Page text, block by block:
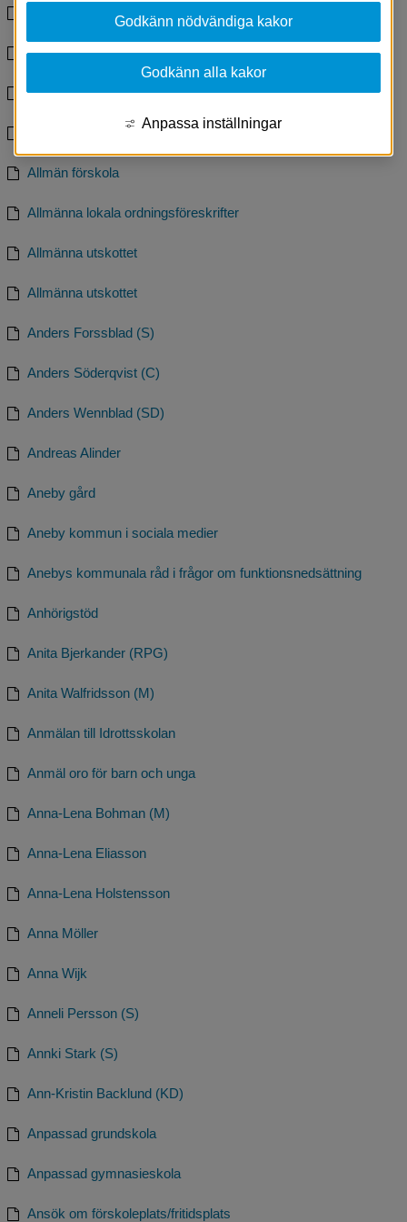
Aktivitetskrav för ekonomiskt bistånd
Aktuellt
Alexandra Boo
Allmän förskola
Allmänna lokala ordningsföreskrifter
Allmänna utskottet
Allmänna utskottet
Anders Forssblad (S)
Anders Söderqvist (C)
Anders Wennblad (SD)
Andreas Alinder
Aneby gård
Aneby kommun i sociala medier
Anebys kommunala råd i frågor om funktionsnedsättning
Anhörigstöd
Anita Bjerkander (RPG)
Anita Walfridsson (M)
Anmälan till Idrottsskolan
Anmäl oro för barn och unga
Anna-Lena Bohman (M)
Anna-Lena Eliasson
Anna-Lena Holstensson
Anna Möller
Anna Wijk
Anneli Persson (S)
Annki Stark (S)
Ann-Kristin Backlund (KD)
Anpassad grundskola
Anpassad gymnasieskola
Ansök om förskoleplats/fritidsplats
Godkänn nödvändiga kakor
Godkänn alla kakor
Anpassa inställningar